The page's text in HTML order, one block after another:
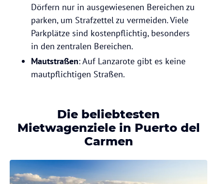
Dörfern nur in ausgewiesenen Bereichen zu
parken, um Strafzettel zu vermeiden. Viele
Parkplätze sind kostenpflichtig, besonders
in den zentralen Bereichen.
Mautstraßen: Auf Lanzarote gibt es keine
mautpflichtigen Straßen.
Die beliebtesten
Mietwagenziele in Puerto del
Carmen